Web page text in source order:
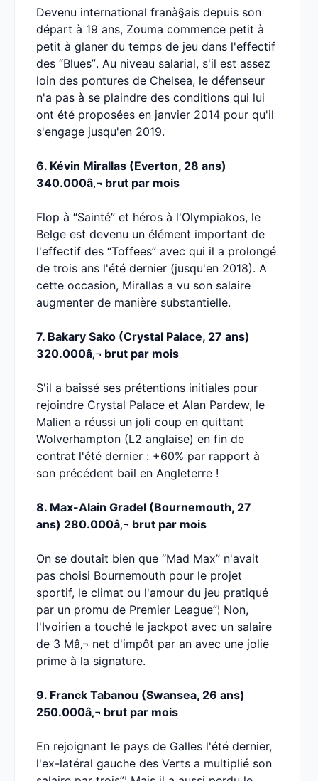
Devenu international franà§ais depuis son
départ à 19 ans, Zouma commence petit à
petit à glaner du temps de jeu dans l'effectif
des “Blues”. Au niveau salarial, s'il est assez
loin des pontures de Chelsea, le défenseur
n'a pas à se plaindre des conditions qui lui
ont été proposées en janvier 2014 pour qu'il
s'engage jusqu'en 2019.
6. Kévin Mirallas (Everton, 28 ans)
340.000â‚¬ brut par mois
Flop à “Sainté” et héros à l'Olympiakos, le
Belge est devenu un élément important de
l'effectif des “Toffees” avec qui il a prolongé
de trois ans l'été dernier (jusqu'en 2018). A
cette occasion, Mirallas a vu son salaire
augmenter de manière substantielle.
7. Bakary Sako (Crystal Palace, 27 ans)
320.000â‚¬ brut par mois
S'il a baissé ses prétentions initiales pour
rejoindre Crystal Palace et Alan Pardew, le
Malien a réussi un joli coup en quittant
Wolverhampton (L2 anglaise) en fin de
contrat l'été dernier : +60% par rapport à
son précédent bail en Angleterre !
8. Max-Alain Gradel (Bournemouth, 27
ans) 280.000â‚¬ brut par mois
On se doutait bien que “Mad Max” n'avait
pas choisi Bournemouth pour le projet
sportif, le climat ou l'amour du jeu pratiqué
par un promu de Premier League”¦ Non,
l'Ivoirien a touché le jackpot avec un salaire
de 3 Mâ‚¬ net d'impôt par an avec une jolie
prime à la signature.
9. Franck Tabanou (Swansea, 26 ans)
250.000â‚¬ brut par mois
En rejoignant le pays de Galles l'été dernier,
l'ex-latéral gauche des Verts a multiplié son